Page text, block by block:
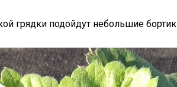
грядки подойдут небольшие